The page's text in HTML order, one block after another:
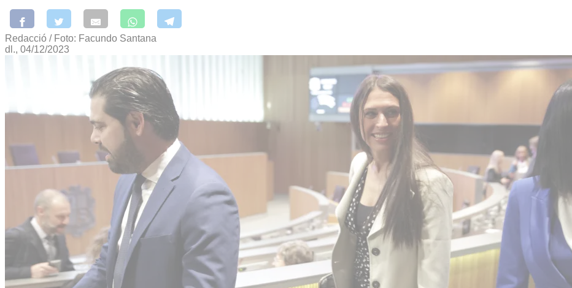
Redacció / Foto: Facundo Santana
dl., 04/12/2023